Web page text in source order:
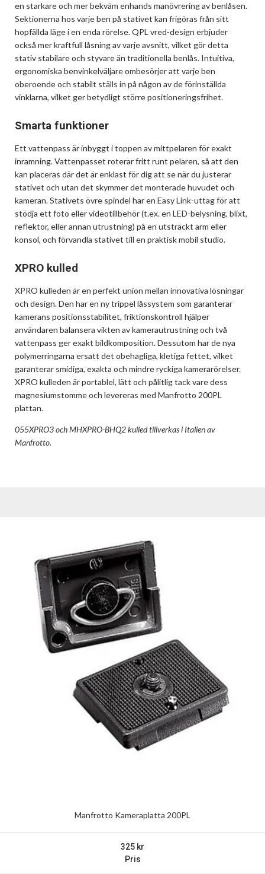
en starkare och mer bekväm enhands manövrering av benlåsen.
Sektionerna hos varje ben på stativet kan frigöras från sitt
hopfällda läge i en enda rörelse. QPL vred-design erbjuder
också mer kraftfull låsning av varje avsnitt, vilket gör detta
stativ stabilare och styvare än traditionella benlås. Intuitiva,
ergonomiska benvinkelväljare ombesörjer att varje ben
oberoende och stabilt ställs in på någon av de förinställda
vinklarna, vilket ger betydligt större positioneringsfrihet.
Smarta funktioner
Ett vattenpass är inbyggt i toppen av mittpelaren för exakt
inramning. Vattenpasset roterar fritt runt pelaren, så att den
kan placeras där det är enklast för dig att se när du justerar
stativet och utan det skymmer det monterade huvudet och
kameran. Stativets övre spindel har en Easy Link-uttag för att
stödja ett foto eller videotillbehör (t.ex. en LED-belysning, blixt,
reflektor, eller annan utrustning) på en utsträckt arm eller
konsol, och förvandla stativet till en praktisk mobil studio.
XPRO kulled
XPRO kulleden är en perfekt union mellan innovativa lösningar
och design. Den har en ny trippel låssystem som garanterar
kamerans positionsstabilitet, friktionskontroll hjälper
användaren balansera vikten av kamerautrustning och två
vattenpass ger exakt bildkomposition. Dessutom har de nya
polymerringarna ersatt det obehagliga, kletiga fettet, vilket
garanterar smidiga, exakta och mindre ryckiga kamerarörelser.
XPRO kulleden är portablel, lätt och pålitlig tack vare dess
magnesiumstomme och levereras med Manfrotto 200PL
plattan.
055XPRO3 och MHXPRO-BHQ2 kulled tillverkas i Italien av
Manfrotto.
Manfrotto Kameraplatta 200PL
Pris
325